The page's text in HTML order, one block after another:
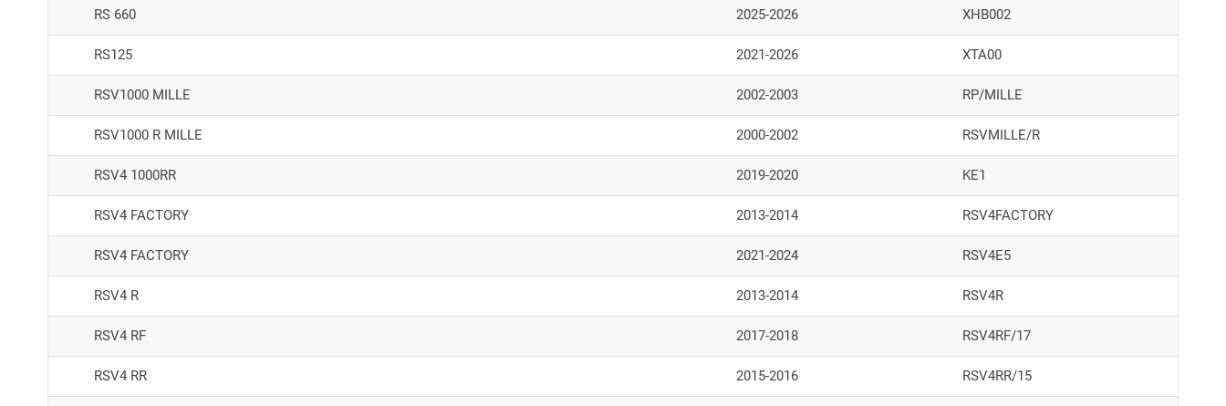
RS 660 2025-2026 XHB002
RS125 2021-2026 XTA00
RSV1000 MILLE 2002-2003 RP/MILLE
RSV1000 R MILLE 2000-2002 RSVMILLE/R
RSV4 1000RR 2019-2020 KE1
RSV4 FACTORY 2013-2014 RSV4FACTORY
RSV4 FACTORY 2021-2024 RSV4E5
RSV4 R 2013-2014 RSV4R
RSV4 RF 2017-2018 RSV4RF/17
RSV4 RR 2015-2016 RSV4RR/15